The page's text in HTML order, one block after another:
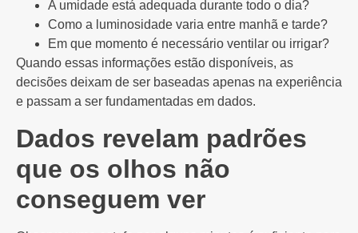
A umidade está adequada durante todo o dia?
Como a luminosidade varia entre manhã e tarde?
Em que momento é necessário ventilar ou irrigar?
Quando essas informações estão disponíveis, as
decisões deixam de ser baseadas apenas na experiência
e passam a ser fundamentadas em dados.
Dados revelam padrões
que os olhos não
conseguem ver